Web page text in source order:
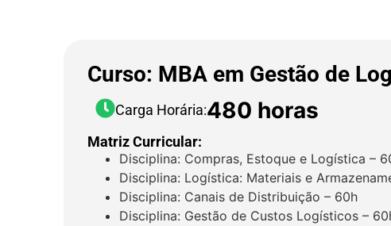
Curso: MBA em Gestão de
Carga Horária:480 horas
Matriz Curricular:
Disciplina: Compras, Estoque e Logística –
Disciplina: Logística: Materiais e
Disciplina: Canais de Distribuição – 60h
Disciplina: Gestão de Custos Logísticos –